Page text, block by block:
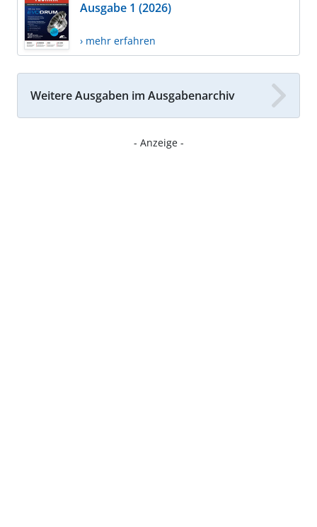
Ausgabe 1 (2026)
› mehr erfahren
Weitere Ausgaben im Ausgabenarchiv
- Anzeige -